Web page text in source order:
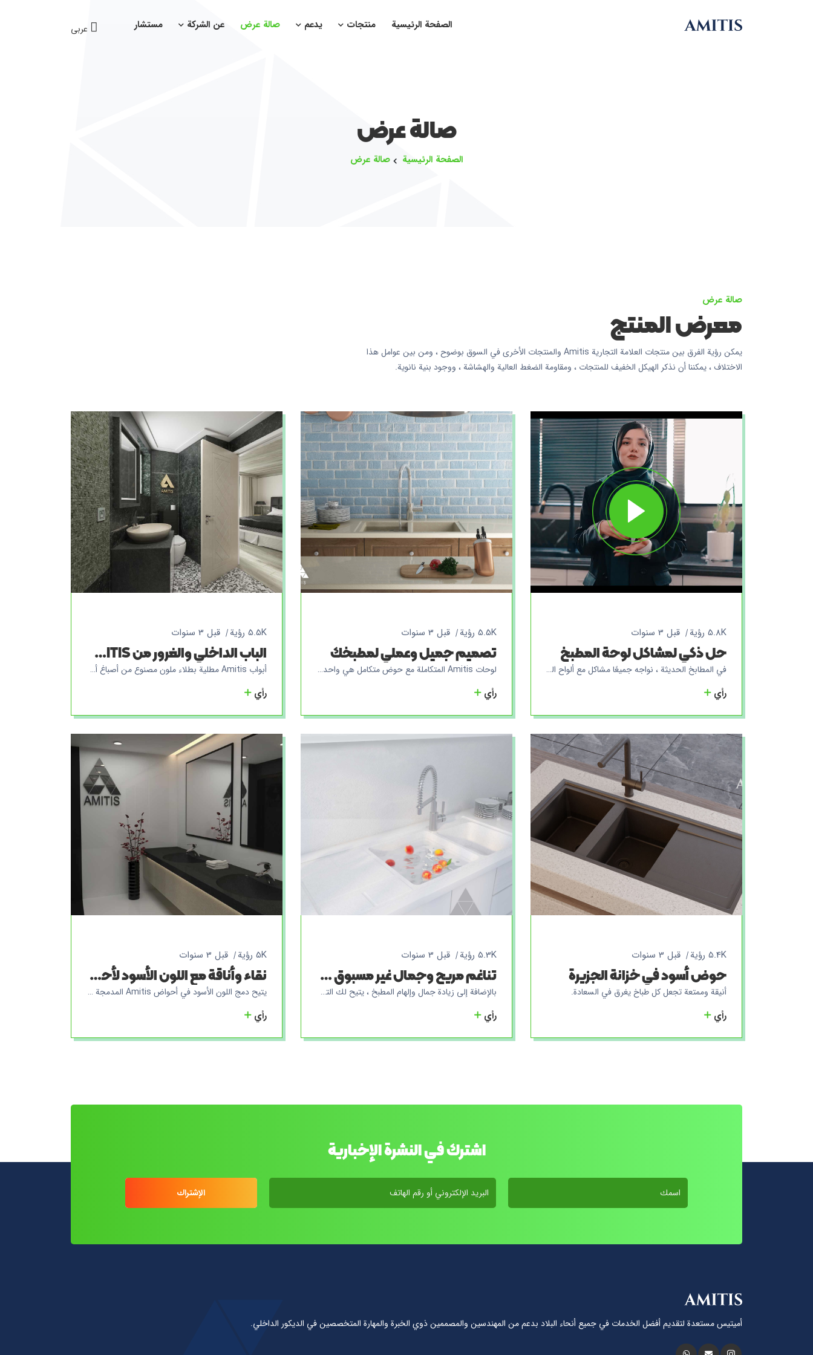
الصفحة الرئيسية منتجات يدعم صالة عرض عن الشركة مستشار عربی
صالة عرض
الصفحة الرئيسية صالة عرض
صالة عرض
معرض المنتج
يمكن رؤية الفرق بين منتجات العلامة التجارية Amitis والمنتجات الأخرى في السوق بوضوح ، ومن بين عوامل هذا
الاختلاف ، يمكننا أن نذكر الهيكل الخفيف للمنتجات ، ومقاومة الضغط العالية والهشاشة ، ووجود بنية نانوية.
5.8K رؤية قبل 3 سنوات
حل ذكي لمشاكل لوحة المطبخ
في المطابخ الحديثة ، نواجه جميعًا مشاكل مع ألواح الخزائن الخشبية. تحدث هذه المشكلات بشكل عام بسبب الهيكل الخشبي لهذه الصفائح وحساسيتها لاختراق الماء. يعد التعفن وتلف الألواح ونمو البكتيريا في مطابخنا من المشكلات الشائعة التي تسبب مخاوف لا حصر لها في الحفاظ على البيئة نظيفة. ولكن الآن وبسهولة وبحلول ذكية ، نحن في Amitis Group Of Factories مستعدون للقضاء على هذه المشاكل إلى الأبد. من خلال إنتاج لوحات Amitis المدمجة ، نسمح لك بتجربة مطبخك بسلام وثقة. وفقًا لاحتياجاتك ، تم تصميم لوحات Amitis المدمجة خصيصًا وإنتاجها بأبعاد وأحجام مختلفة. نظرًا لخصائصها الفريدة ، لا تمنع هذه الألواح تغلغل الماء فحسب ، بل تقلل أيضًا من التسوس ونمو البكتيريا. بهذه الطريقة ، باستخدام لوحات Amitis المدمجة ، ستقل مخاوفك بشأن الحفاظ على بيئة المطبخ نظيفة وستوفر لك بيئة صحية وجميلة. بالإضافة إلى ذلك ، يتم توصيل الحوض أيضًا بسلاسة باللوحات ويتم إنتاجه ببساطة وباللون والحجم الذي تختاره. مع خط إنتاج مصانع Amitis ، تصل الأحواض المتكاملة إلى منزلك بألوان وتصميمات مختلفة. ستقودك الثقة في جودة Amitis إلى تجربة فريدة من نوعها للأطباق المدمجة في مطبخك بسهولة وثقة. مع Amitis ، انسى المشاكل وجرب الجودة في مطبخك. أيضًا ، نحاول دائمًا تلبية احتياجاتك في تصميم وإنتاج لوحات المطبخ المتكاملة من خلال التحسين المستمر للتكنولوجيا واستخدام مواد عالية الجودة.
رأي
5.5K رؤية قبل 3 سنوات
تصميم جميل وعملي لمطبخك
لوحات Amitis المتكاملة مع حوض متكامل هي واحدة من المنتجات عالية الجودة والقابلة للتسويق لشركتنا. يتم إنتاج هذه الألواح في قطعة واحدة باستخدام تقنية إنتاج متقدمة ، وعلى عكس المنتجات الأخرى ، لا يتم تثبيت الحوض بشكل منفصل على اللوحة. بدلاً من ذلك ، يتم إنتاج الصفيحة والمغسلة بطريقة متكاملة وتسليمها للعملاء كقطعة واحدة. هذه الميزة الفريدة تعني عدم وجود أخاديد وشقوق بين اللوح والحوض ، مما يجعل عودة الماء داخل الحوض يسهل توجيهه إلى أنابيب الصرف الصحي ويمنع تكوين مناطق جلدية للبكتيريا. بالإضافة إلى ذلك ، تم تجهيز هذه الألواح بمضاد للبكتيريا متوافق مع أي نوع من المنظفات. وهذا يعني أنه يمكنك استخدام أي نوع من أنواع المنظفات المنزلية لغسل الشاشة والمغسلة دون القلق بشأن آثارها على سطح الشاشة والمغسلة. من خلال اختيار أطباق Amitis المدمجة مع حوض متكامل ، بالإضافة إلى إنشاء مطبخ جميل وخفيف ، ستحصل على مرافق صحية أفضل في مطبخك ، مما سيتيح للمستخدمين العمل في مطبخهم بسهولة ويسر.
رأي
5.5K رؤية قبل 3 سنوات
الباب الداخلي والغرور من AMITIS مزيج من الجمال والوظائف لمنزلك
أبواب Amitis مطلية بطلاء ملون مصنوع من أصباغ أصلية بسماكة من 3 إلى 5 مم لتمثيل جودة ومتانة المنتجات. تتمثل إحدى الميزات الأكثر وضوحًا لهذا المنتج في أنه من خلال إنشاء خطوط وخدوش على جميع أبواب منتجات علامة Amitis التجارية ، فإنها تختفي بسهولة بتلميع واحد فقط ، ويمكن حل إصلاحات الباب في نفس المكان بواسطة خبراء Amitis دون الحاجة إلى ذلك. للإشارة إلى المصنع ، فهو لا يسبب مشاكل للمشترين. أظهرت أبواب Amitis أداءً عالياً في الفلل والمساحات الخارجية ، مما يمنع أي هواء خارجي من دخول البيئة بسبب وجود العزل الحراري. أبواب Amitis الداخلية لها وضع صوتي ، بحيث لا تتسرب الأصوات الداخلية إلى البيئة الخارجية ، وفي الأماكن العلاجية ، فإن استخدام هذه الأنواع من الأبواب له قيمة عالية.
رأي
5.4K رؤية قبل 3 سنوات
حوض أسود في خزانة الجزيرة
أنيقة وممتعة تجعل كل طباخ يغرق في السعادة.
رأي
5.3K رؤية قبل 3 سنوات
تناغم مريح وجمال غير مسبوق ، مطبخ ملهم مع أسطح عمل بيضاء وحوض
بالإضافة إلى زيادة جمال وإلهام المطبخ ، يتيح لك التصميم المتكامل للحوض والصفيحة البيضاء الحفاظ على نظافتهما بسهولة بفضل الغطاء المكون من قطعة واحدة للصحن والمغسلة. أيضًا ، لا يوفر هذا الغطاء المتكامل للصفيحة والمغسلة ، بدون طبقات إضافية ، مكانًا لاستقرار الجزيئات الصغيرة والتلوث. لهذا السبب ، فإن سطح الطاولة المدمج والمغسلة البيضاء هما الاختيار الصحيح لأولئك الذين يبحثون عن مطبخ بسيط وجميل وفي نفس الوقت يرغبون في الحصول على مطبخ نظيف ومشرق.
رأي
5K رؤية قبل 3 سنوات
نقاء وأناقة مع اللون الأسود لأحواض غسيل AMITIS المتكاملة للمراكز العامة
يتيح دمج اللون الأسود في أحواض Amitis المدمجة للمراكز العامة تنظيفًا سهلًا مضادًا للبكتيريا نظرًا لتثبيته على الحائط. بتثبيت الحوض على الحائط ، لا داعي للتثبيت تحت العمل أو أحواض منفصلة ، وهذا يجعل تنظيف السطح السفلي للحوض أمرًا سهلاً. أيضًا ، يضمن استخدام منتجات Amitis المتكاملة عدم وجود طبقات في الحوض وأسطح العمل ، مما يقلل من احتمال تراكم البكتيريا في الأماكن المخفية. هذا المزيج ، بالإضافة إلى زيادة الصحة والسلامة في المراكز العامة ، يضيف أيضًا جمالًا وروعة للبيئة نظرًا لتصميمها الجميل والحديث.
رأي
اشترك في النشرة الإخبارية
الإشتراك
أميتيس مستعدة لتقديم أفضل الخدمات في جميع أنحاء البلاد بدعم من المهندسين والمصممين ذوي الخبرة والمهارة المتخصصين في الديكور الداخلي.